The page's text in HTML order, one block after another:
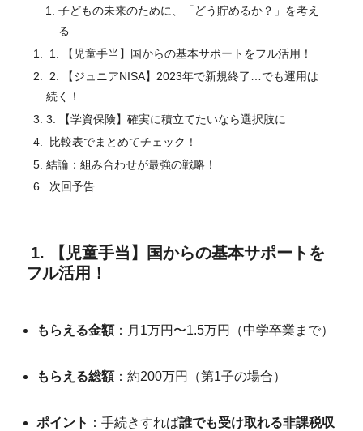
子どもの未来のために、「どう貯めるか？」を考え
る
1. 【児童手当】国からの基本サポートをフル活用！
2. 【ジュニアNISA】2023年で新規終了…でも運用は
続く！
3. 【学資保険】確実に積立てたいなら選択肢に
比較表でまとめてチェック！
結論：組み合わせが最強の戦略！
次回予告
1. 【児童手当】国からの基本サポートを
フル活用！
もらえる金額：月1万円〜1.5万円（中学卒業まで）
もらえる総額：約200万円（第1子の場合）
ポイント ：手続きすれば誰でも受け取れる非課税収